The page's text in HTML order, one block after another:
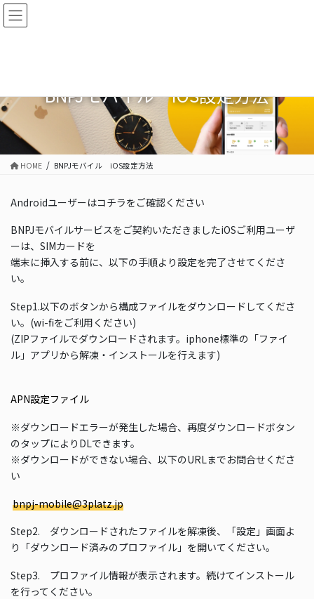
コ
ン
移
動
ナ
ビ
ン
に
移
BNPJモバイル iOS設定方法
HOME BNPJモバイル iOS設定方法
Androidユーザーはコチラをご確認ください
BNPJモバイルサービスをご契約いただきましたiOSご利用ユーザ
ーは、SIMカードを
端末に挿入する前に、以下の手順より設定を完了させてくださ
い。
Step1.以下のボタンから構成ファイルをダウンロードしてくださ
い。(wi-fiをご利用ください)
(ZIPファイルでダウンロードされます。iphone標準の「ファイ
ル」アプリから解凍・インストールを行えます)
APN設定ファイル
※ダウンロードエラーが発生した場合、再度ダウンロードボタン
のタップによりDLできます。
※ダウンロードができない場合、以下のURLまでお問合せくださ
い
bnpj-mobile@3platz.jp
Step2. ダウンロードされたファイルを解凍後、「設定」画面よ
り「ダウンロード済みのプロファイル」を開いてください。
Step3. プロファイル情報が表示されます。続けてインストール
を行ってください。